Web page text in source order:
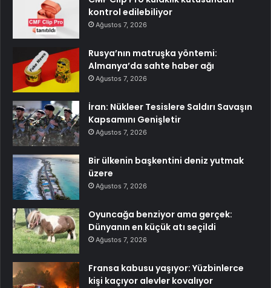
kontrol edilebiliyor
Ağustos 7, 2026
Rusya’nın matruşka yöntemi:
Almanya’da sahte haber ağı
Ağustos 7, 2026
İran: Nükleer Tesislere Saldırı Savaşın
Kapsamını Genişletir
Ağustos 7, 2026
Bir ülkenin başkentini deniz yutmak
üzere
Ağustos 7, 2026
Oyuncağa benziyor ama gerçek:
Dünyanın en küçük atı seçildi
Ağustos 7, 2026
Fransa kabusu yaşıyor: Yüzbinlerce
kişi kaçıyor alevler kovalıyor